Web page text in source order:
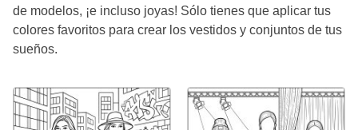
de modelos, ¡e incluso joyas! Sólo tienes que aplicar tus
colores favoritos para crear los vestidos y conjuntos de tus
sueños.